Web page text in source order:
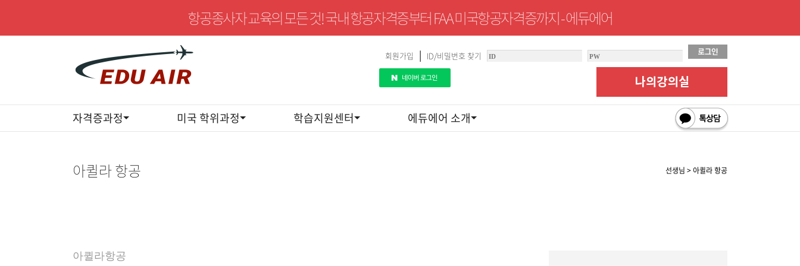
항공종사자 교육의 모든 것! 국내 항공자격증부터 FAA 미국항공자격증까지 - 에듀에어
자격증과정 미국 학위과정 학습지원센터 에듀에어 소개
회원가입 | ID/비밀번호 찾기
생
세
아퀼라 항공 선생님 > 아퀼라 항공
아퀼라항공